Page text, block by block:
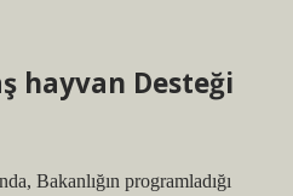
hayvan Desteği
Bakanlığın programladığı